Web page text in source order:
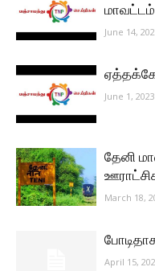
மாவட்டம்
June 14,
June 1, 2023
தேனி
March 18,
April 15,